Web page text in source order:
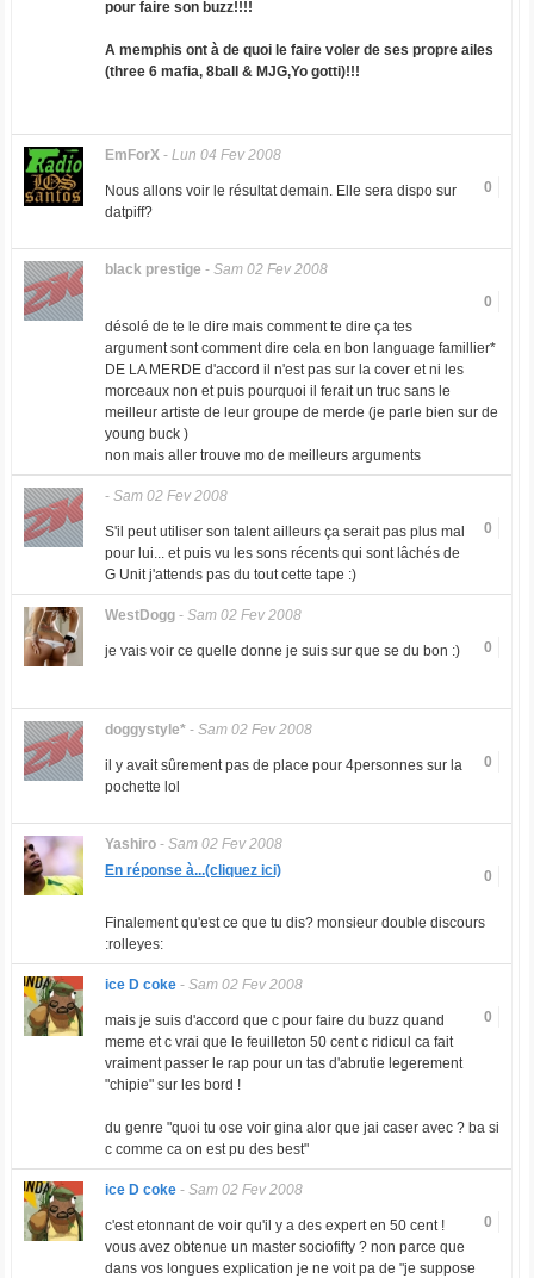
pour faire son buzz!!!!
A memphis ont à de quoi le faire voler de ses propre ailes
(three 6 mafia, 8ball & MJG,Yo gotti)!!!
EmForX- Lun 04 Fev 2008
0
Nous allons voir le résultat demain. Elle sera dispo sur
datpiff?
black prestige - Sam 02 Fev 2008
0
désolé de te le dire mais comment te dire ça tes
argument sont comment dire cela en bon language famillier*
DE LA MERDE d'accord il n'est pas sur la cover et ni les
morceaux non et puis pourquoi il ferait un truc sans le
meilleur artiste de leur groupe de merde (je parle bien sur de
young buck )
non mais aller trouve mo de meilleurs arguments
- Sam 02 Fev 2008
0
S'il peut utiliser son talent ailleurs ça serait pas plus mal
pour lui... et puis vu les sons récents qui sont lâchés de
G Unit j'attends pas du tout cette tape :)
WestDogg- Sam 02 Fev 2008
0
je vais voir ce quelle donne je suis sur que se du bon :)
doggystyle*- Sam 02 Fev 2008
0
il y avait sûrement pas de place pour 4personnes sur la
pochette lol
Yashiro- Sam 02 Fev 2008
0
En réponse à...(cliquez ici)
Finalement qu'est ce que tu dis? monsieur double discours
:rolleyes:
ice D coke- Sam 02 Fev 2008
0
mais je suis d'accord que c pour faire du buzz quand
meme et c vrai que le feuilleton 50 cent c ridicul ca fait
vraiment passer le rap pour un tas d'abrutie legerement
"chipie" sur les bord !
du genre "quoi tu ose voir gina alor que jai caser avec ? ba si
c comme ca on est pu des best"
ice D coke- Sam 02 Fev 2008
0
c'est etonnant de voir qu'il y a des expert en 50 cent !
vous avez obtenue un master sociofifty ? non parce que
dans vos longues explication je ne voit pa de "je suppose